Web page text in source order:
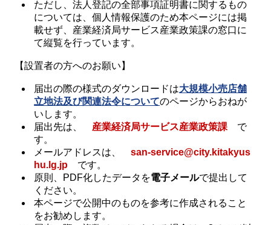
ただし、法人登記の全部事項証明書に関するもの
については、個人情報保護のため本ページには掲
載せず、 産業経済局サービス産業政策課の窓口に
て縦覧を行っています。
【設置者の方へのお願い】
届出の際の様式のダウンロードは大規模小売店舗
立地法及び関連法令についてのページからおねが
いします。
届出先は、 産業経済局サービス産業政策課 で
す。
メールアドレスは、san-service@city.kitakyus
hu.lg.jp です。
原則、PDF化したデータを電子メールで提出して
ください。
本ページで公開中のものを参考に作成されること
をお勧めします。